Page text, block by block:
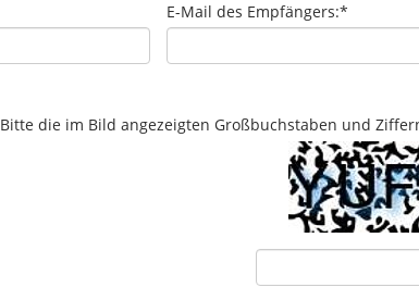
E-Mail des Empfängers:*
Bitte die im Bild angezeigten Großbuchstaben und